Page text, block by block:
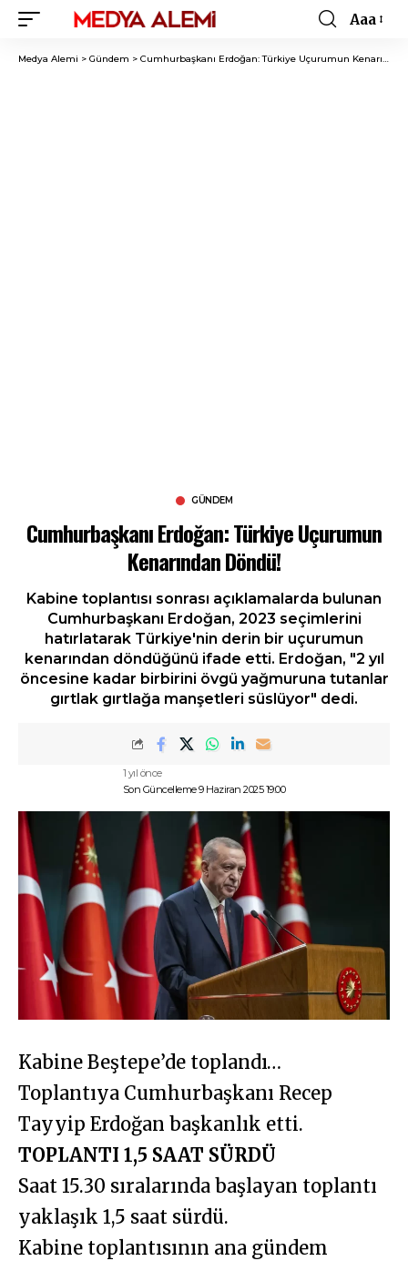
Font
Resizer
Aaa
Medya Alemi > Gündem > Cumhurbaşkanı Erdoğan: Türkiye Uçurumun Kenarından Döndü!
GÜNDEM
Cumhurbaşkanı Erdoğan: Türkiye Uçurumun
Kenarından Döndü!
Kabine toplantısı sonrası açıklamalarda bulunan
Cumhurbaşkanı Erdoğan, 2023 seçimlerini
hatırlatarak Türkiye'nin derin bir uçurumun
kenarından döndüğünü ifade etti. Erdoğan, "2 yıl
öncesine kadar birbirini övgü yağmuruna tutanlar
gırtlak gırtlağa manşetleri süslüyor" dedi.
Son Güncelleme 9 Haziran 2025 19:00
1 yıl önce
Kabine Beştepe’de toplandı…
Toplantıya Cumhurbaşkanı Recep
Tayyip Erdoğan başkanlık etti.
TOPLANTI 1,5 SAAT SÜRDÜ
Saat 15.30 sıralarında başlayan toplantı
yaklaşık 1,5 saat sürdü.
Kabine toplantısının ana gündem